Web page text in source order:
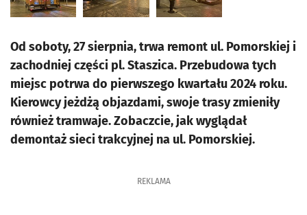
Od soboty, 27 sierpnia, trwa remont ul. Pomorskiej i
zachodniej części pl. Staszica. Przebudowa tych
miejsc potrwa do pierwszego kwartału 2024 roku.
Kierowcy jeżdżą objazdami, swoje trasy zmieniły
również tramwaje. Zobaczcie, jak wyglądał
demontaż sieci trakcyjnej na ul. Pomorskiej.
REKLAMA